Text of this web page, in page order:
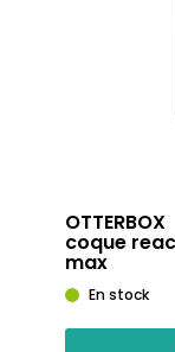
OTTERBOX
coque
max
En stock